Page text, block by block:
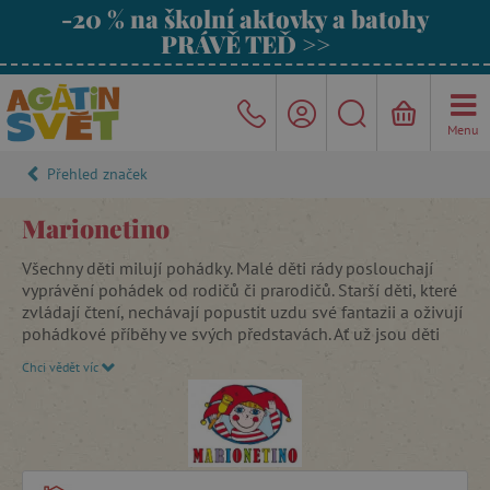
-20 % na školní aktovky a batohy
PRÁVĚ TEĎ >>
Menu
Přehled značek
Marionetino
Všechny děti milují pohádky. Malé děti rády poslouchají
vyprávění pohádek od rodičů či prarodičů. Starší děti, které
zvládají čtení, nechávají popustit uzdu své fantazii a oživují
pohádkové příběhy ve svých představách. Ať už jsou děti
hrdiny a porazit zlo dobrem.
Loutková divadla
proniknout hlouběji do děje. Divadlo
vypravěči i divákům kdykoliv do děje vstoupit a ovlivnit
ho. Při vyprávění pohádky vypravěč zapojuje svou fantazii,
učí se improvizovat, komunikovat s publikem i kreativně
Chci vědět víc